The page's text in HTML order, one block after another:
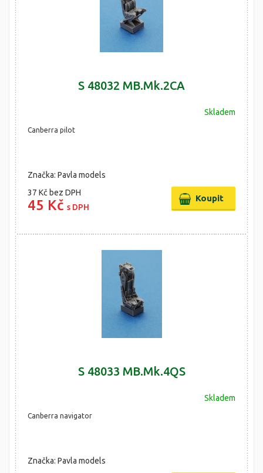
S 48032 MB.Mk.2CA
Skladem
Canberra pilot
Značka: Pavla models
37 Kč bez DPH
45 Kč s DPH
S 48033 MB.Mk.4QS
Skladem
Canberra navigator
Značka: Pavla models